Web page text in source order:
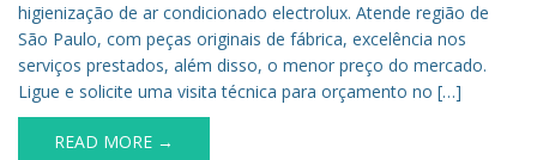
higienização de ar condicionado electrolux. Atende região de
São Paulo, com peças originais de fábrica, excelência nos
serviços prestados, além disso, o menor preço do mercado.
Ligue e solicite uma visita técnica para orçamento no […]
READ MORE →